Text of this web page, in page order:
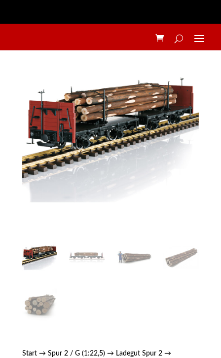
Start→ Spur 2 / G (1:22,5)→ Ladegut Spur 2→